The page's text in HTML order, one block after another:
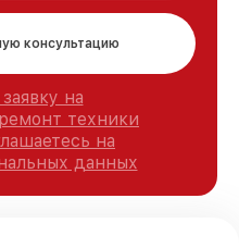
консультацию
на
техники
на
данных